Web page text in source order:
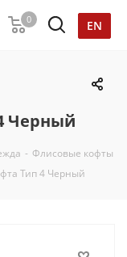
EN
0
Черный
- Флисовые кофты
Тип 4 Черный